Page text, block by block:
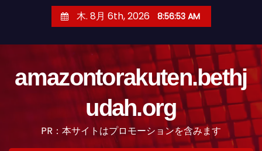
木. 8月 6th, 2026 8:56:54 AM
amazontorakuten.bethj
udah.org
PR：本サイトはプロモーションを含みます